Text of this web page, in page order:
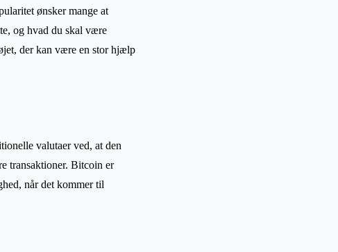
ønsker mange at
og hvad du skal være
der kan være en stor hjælp
valutaer ved, at den
transaktioner. Bitcoin er
når det kommer til